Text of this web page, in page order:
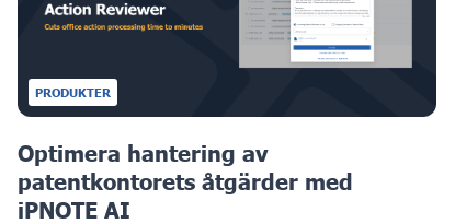
PRODUKTER
Optimera hantering av
patentkontorets åtgärder med
iPNOTE AI